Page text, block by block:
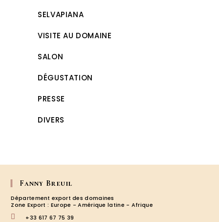
SELVAPIANA
VISITE AU DOMAINE
SALON
DÉGUSTATION
PRESSE
DIVERS
Fanny Breuil
Département export des domaines
Zone Export : Europe - Amérique latine - Afrique
+33 617 67 75 39